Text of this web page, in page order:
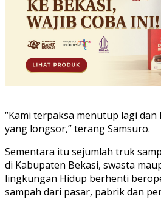
“Kami terpaksa menutup lagi
yang longsor,” terang Samsuro.
Sementara itu sejumlah truk
di Kabupaten Bekasi, swasta
lingkungan Hidup berhenti
sampah dari pasar, pabrik dan